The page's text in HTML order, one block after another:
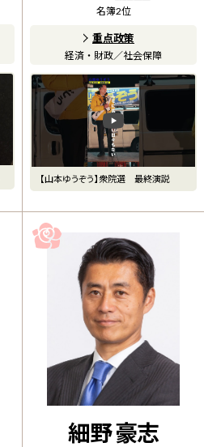
名簿2位
重点政策
経済・財政／社会保障
【山本ゆうぞう】衆院選 最終演説
細野 豪志